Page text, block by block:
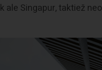
ale Singapur, taktiež